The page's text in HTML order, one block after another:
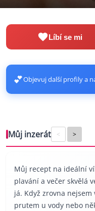
Líbí se mi
💕Objevuj další profily a
Můj inzerát < >
Můj recept na ideální
plavání a večer skvělá
já. Když zrovna
prutem u vody nebo